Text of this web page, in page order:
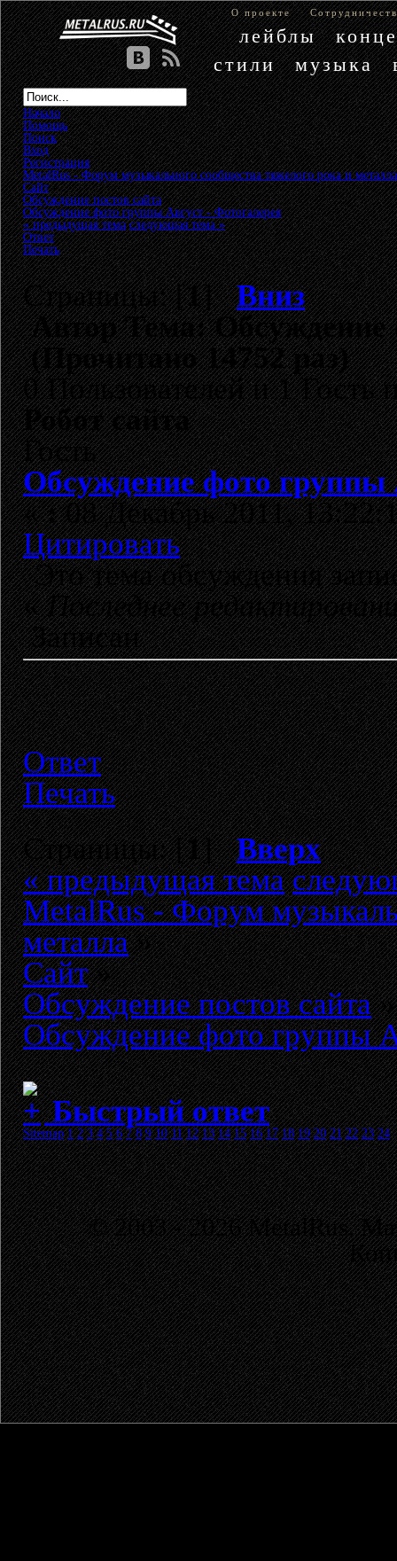
О проекте
лейблы
стили
музыка
Начало
Помощь
Поиск
Вход
Регистрация
MetalRus - Форум музыкального сообщества тяжелого рока и металла
Сайт»
Обсуждение постов сайта»
Обсуждение фото группы Август - Фотогалерея
« предыдущая тема следующая тема »
Ответ
Печать
Страницы: [1]Вниз
АвторТема: Обсуждение
(Прочитано 14752 раз)
0 Пользователей и 1 Гость
Робот сайта
Гость
Обсуждение фото группы
«:08 Декабрь 2011,
Цитировать
Это тема обсуждения
«Последнее
Записан
Ответ
Печать
Страницы: [1]Вверх
« предыдущая тема
MetalRus - Форум
металла»
Сайт»
Обсуждение постов сайта»
Обсуждение фото группы
Быстрый ответ
Sitemap 1 2 3 4 5 6 7 8 9 10 11 12 13 14 15 16 17 18 19 20 21 22 23 24
© 2003 - 2026 MetalRus.